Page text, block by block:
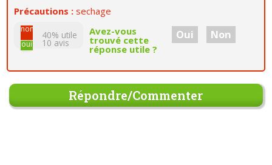
Précautions :sechage
non
oui
40% utile
10 avis
Avez-vous
trouvé cette
réponse utile ?
Oui Non
Répondre/Commenter